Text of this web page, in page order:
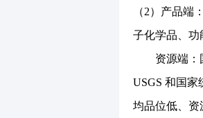
（2）产品端
子化学品、功
资源端：国
USGS 和国
均品位低、资